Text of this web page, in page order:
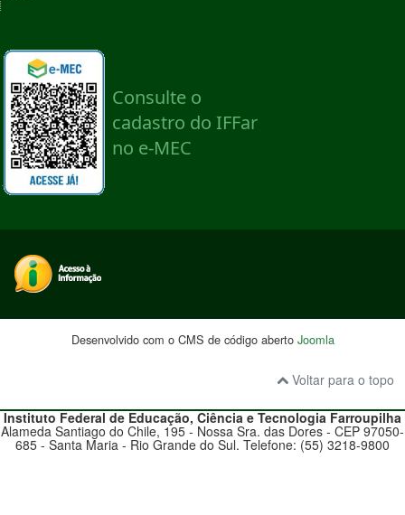
Desenvolvido com o CMS de código aberto Joomla
Voltar para o topo
Instituto Federal de Educação, Ciência e TecnologiaFarroupilha
Alameda Santiago do Chile, 195 - Nossa Sra. das Dores - CEP 97050-
685 - Santa Maria - Rio Grande do Sul. Telefone: (55) 3218-9800